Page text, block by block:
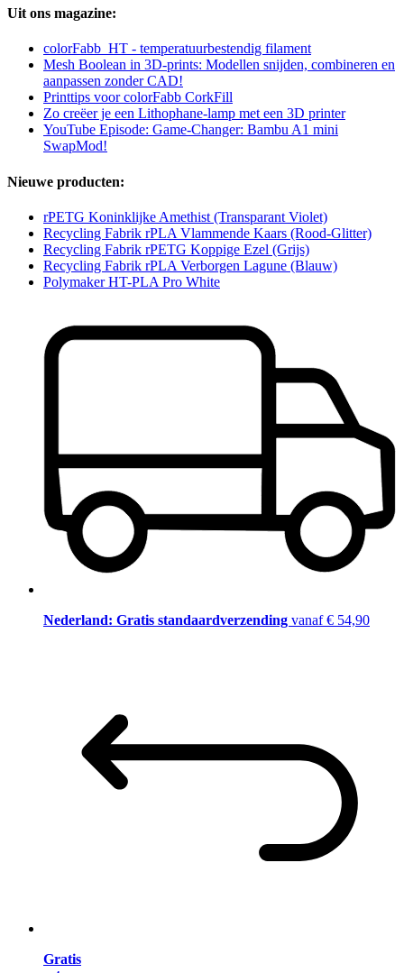
Uit ons magazine:
colorFabb_HT - temperatuurbestendig filament
Mesh Boolean in 3D-prints: Modellen snijden, combineren en
aanpassen zonder CAD!
Printtips voor colorFabb CorkFill
Zo creëer je een Lithophane-lamp met een 3D printer
YouTube Episode: Game-Changer: Bambu A1 mini
SwapMod!
Nieuwe producten:
rPETG Koninklijke Amethist (Transparant Violet)
Recycling Fabrik rPLA Vlammende Kaars (Rood-Glitter)
Recycling Fabrik rPETG Koppige Ezel (Grijs)
Recycling Fabrik rPLA Verborgen Lagune (Blauw)
Polymaker HT-PLA Pro White
Nederland: Gratis standaardverzending vanaf € 54,90
Gratis